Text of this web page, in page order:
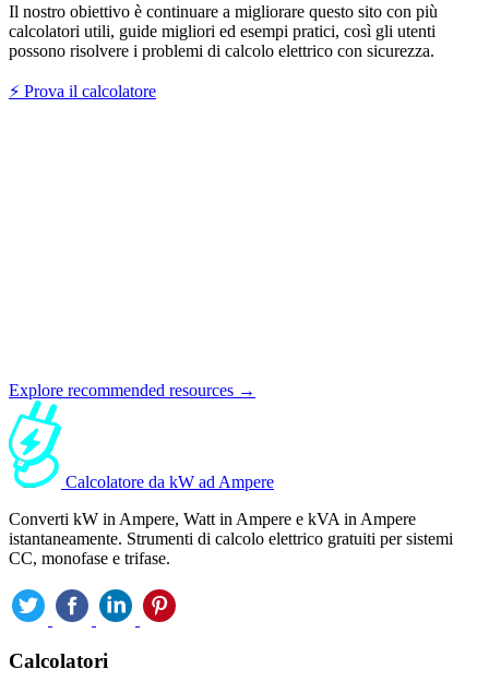
Il nostro obiettivo è continuare a migliorare questo sito con più
calcolatori utili, guide migliori ed esempi pratici, così gli utenti
possono risolvere i problemi di calcolo elettrico con sicurezza.
⚡ Prova il calcolatore
Explore recommended resources →
Calcolatore da kW ad Ampere
Converti kW in Ampere, Watt in Ampere e kVA in Ampere
istantaneamente. Strumenti di calcolo elettrico gratuiti per sistemi
CC, monofase e trifase.
Calcolatori